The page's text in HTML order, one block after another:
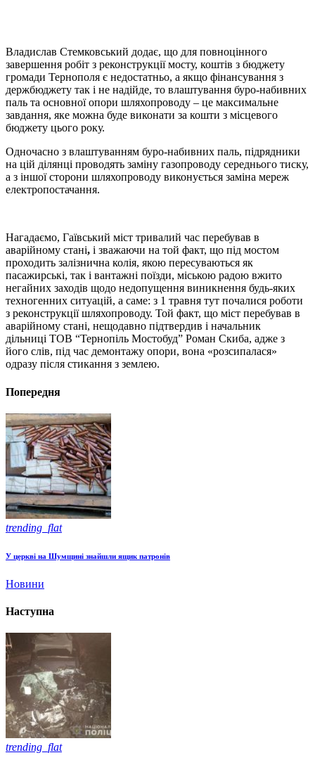
Владислав Стемковський додає, що для повноцінного
завершення робіт з реконструкції мосту, коштів з бюджету
громади Тернополя є недостатньо, а якщо фінансування з
держбюджету так і не надійде, то влаштування буро-набивних
паль та основної опори шляхопроводу – це максимальне
завдання, яке можна буде виконати за кошти з місцевого
бюджету цього року.
Одночасно з влаштуванням буро-набивних паль, підрядники
на цій ділянці проводять заміну газопроводу середнього тиску,
а з іншої сторони шляхопроводу виконується заміна мереж
електропостачання.
Нагадаємо, Гаївський міст тривалий час перебував в
аварійному стані, і зважаючи на той факт, що під мостом
проходить залізнична колія, якою пересуваються як
пасажирські, так і вантажні поїзди, міською радою вжито
негайних заходів щодо недопущення виникнення будь-яких
техногенних ситуацій, а саме: з 1 травня тут почалися роботи
з реконструкції шляхопроводу. Той факт, що міст перебував в
аварійному стані, нещодавно підтвердив і начальник
дільниці ТОВ “Тернопіль Мостобуд” Роман Скиба, адже з
його слів, під час демонтажу опори, вона «розсипалася»
одразу після стикання з землею.
Попередня
trending_flat
У церкві на Шумщині знайшли ящик патронів
Новини
Наступна
trending_flat